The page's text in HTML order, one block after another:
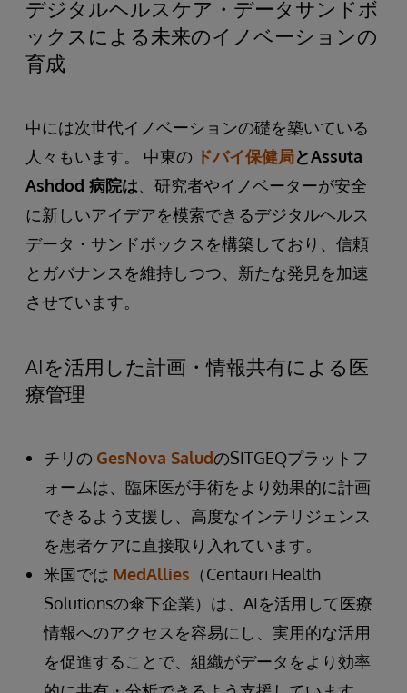
デジタルヘルスケア・データサンドボ
ックスによる未来のイノベーションの
育成
中には次世代イノベーションの礎を築いている
人々もいます。 中東の ドバイ保健局とAssuta
Ashdod 病院は、研究者やイノベーターが安全
に新しいアイデアを模索できるデジタルヘルス
データ・サンドボックスを構築しており、信頼
とガバナンスを維持しつつ、新たな発見を加速
させています。
AIを活用した計画・情報共有による医
療管理
チリの GesNova SaludのSITGEQプラットフ
ォームは、臨床医が手術をより効果的に計画
できるよう支援し、高度なインテリジェンス
を患者ケアに直接取り入れています。
米国では MedAllies （Centauri Health
Solutionsの傘下企業）は、AIを活用して医療
情報へのアクセスを容易にし、実用的な活用
を促進することで、組織がデータをより効率